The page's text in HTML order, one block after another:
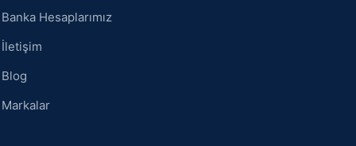
Banka Hesaplarımız
İletişim
Blog
Markalar